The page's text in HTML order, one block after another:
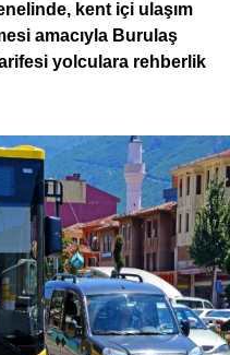
kent içi ulaşım
amacıyla Burulaş
yolculara rehberlik